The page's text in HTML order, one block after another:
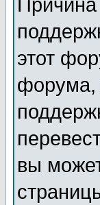
Причина
этот
форума,
вы